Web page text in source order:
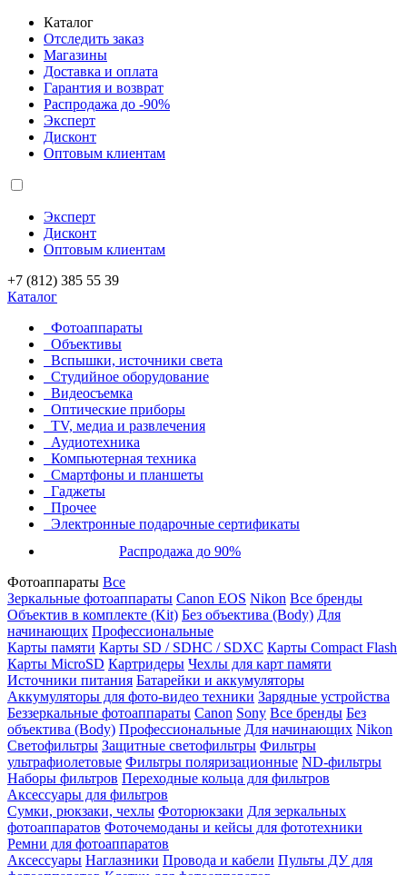
Каталог
Отследить заказ
Магазины
Доставка и оплата
Гарантия и возврат
Распродажа до -90%
Эксперт
Дисконт
Оптовым клиентам
Эксперт
Дисконт
Оптовым клиентам
+7 (812) 385 55 39
Каталог
Фотоаппараты
Объективы
Вспышки, источники света
Студийное оборудование
Видеосъемка
Оптические приборы
TV, медиа и развлечения
Аудиотехника
Компьютерная техника
Смартфоны и планшеты
Гаджеты
Прочее
Электронные подарочные сертификаты
Распродажа до 90%
Фотоаппараты Все
Зеркальные фотоаппараты Canon EOS Nikon Все бренды
Объектив в комплекте (Kit) Без объектива (Body) Для
начинающих Профессиональные
Карты памяти Карты SD / SDHC / SDXC Карты Compact Flash
Карты MicroSD Картридеры Чехлы для карт памяти
Источники питания Батарейки и аккумуляторы
Аккумуляторы для фото-видео техники Зарядные устройства
Беззеркальные фотоаппараты Canon Sony Все бренды Без
объектива (Body) Профессиональные Для начинающих Nikon
Светофильтры Защитные светофильтры Фильтры
ультрафиолетовые Фильтры поляризационные ND-фильтры
Наборы фильтров Переходные кольца для фильтров
Аксессуары для фильтров
Сумки, рюкзаки, чехлы Фоторюкзаки Для зеркальных
фотоаппаратов Фоточемоданы и кейсы для фототехники
Ремни для фотоаппаратов
Аксессуары Наглазники Провода и кабели Пульты ДУ для